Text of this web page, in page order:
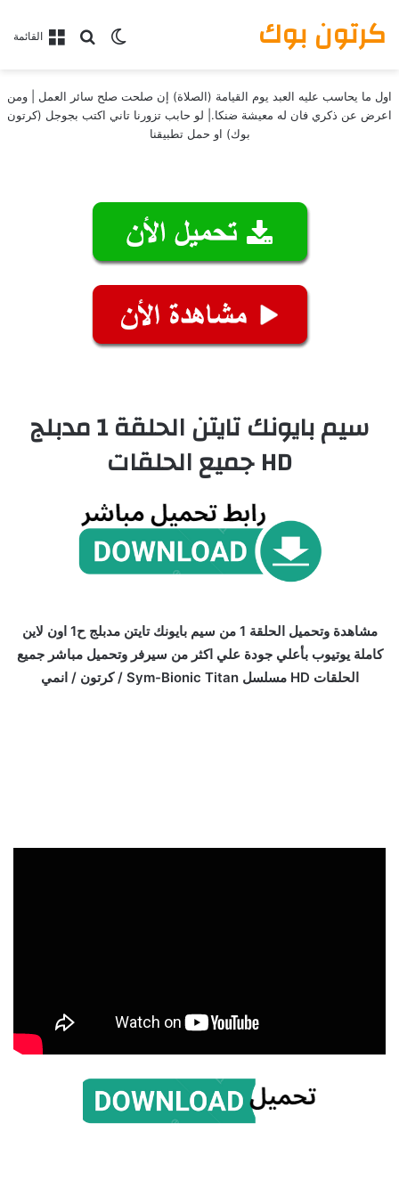
القائمةبحث عن
الوضع المظلم كرتون بوك
اول ما يحاسب عليه العبد يوم القيامة (الصلاة) إن صلحت صلح سائر العمل | ومن
اعرض عن ذكري فان له معيشة ضنكا.| لو حابب تزورنا تاني اكتب بجوجل (كرتون
بوك) او حمل تطبيقنا
سيم بايونك تايتن الحلقة 1 مدبلج
HD جميع الحلقات
مشاهدة وتحميل الحلقة 1 من سيم بايونك تايتن مدبلج ح1 اون لاين
كاملة يوتيوب بأعلي جودة علي اكثر من سيرفر وتحميل مباشر جميع
الحلقات HD مسلسل Sym-Bionic Titan / كرتون / انمي